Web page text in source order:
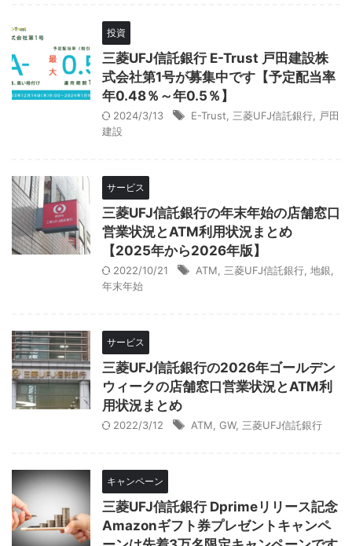
投資
三菱UFJ信託銀行 E-Trust 戸田建設株
式会社第1号が募集中です【予定配当率
年0.48％～年0.5％】
2024/3/13 E-Trust 三菱UFJ信託銀行
戸田
建設
サービス
三菱UFJ信託銀行の年末年始の店舗窓口
営業状況とATM利用状況まとめ
【2025年から2026年版】
2022/10/21 ATM 三菱UFJ信託銀行 地銀
年末年始
サービス
三菱UFJ信託銀行の2026年ゴールデン
ウィークの店舗窓口営業状況とATM利
用状況まとめ
2022/3/12 ATM GW, 三菱UFJ信託銀行
キャンペーン
三菱UFJ信託銀行 Dprimeリリース記念
Amazonギフト券プレゼントキャンペ